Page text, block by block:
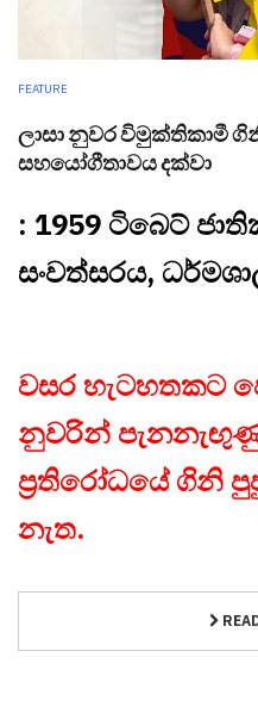
FEATURE
ලාසා නුවර විමුක්තිකාමී
සහයෝගීතාවය දක්වා
: 1959 ටිබෙට්
සංවත්සරය,
වසර හැටහතකට
නුවරින්
ප්‍රතිරෝධයේ ගිනි
නැත.